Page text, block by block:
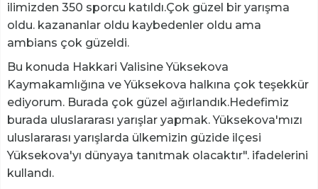
ilimizden 350 sporcu katıldı.Çok güzel bir yarışma
oldu. kazananlar oldu kaybedenler oldu ama
ambians çok güzeldi.
Bu konuda Hakkari Valisine Yüksekova
Kaymakamlığına ve Yüksekova halkına çok teşekkür
ediyorum. Burada çok güzel ağırlandık.Hedefimiz
burada uluslararası yarışlar yapmak. Yüksekova'mızı
uluslararası yarışlarda ülkemizin güzide ilçesi
Yüksekova'yı dünyaya tanıtmak olacaktır". ifadelerini
kullandı.